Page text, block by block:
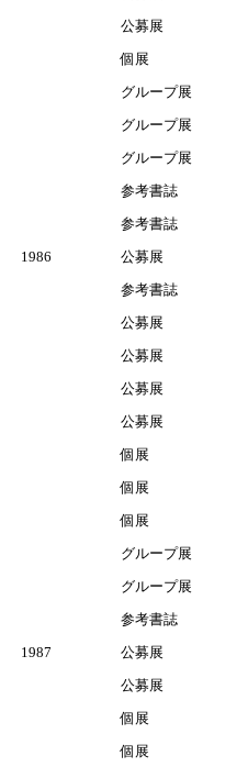
公募展
個展
グループ展
グループ展
グループ展
参考書誌
参考書誌
1986
公募展
参考書誌
公募展
公募展
公募展
公募展
個展
個展
個展
グループ展
グループ展
参考書誌
1987
公募展
公募展
個展
個展